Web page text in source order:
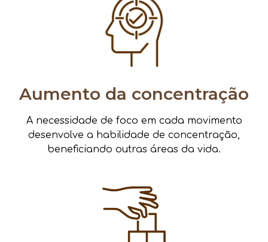
Aumento da concentração
A necessidade de foco em cada movimento
desenvolve a habilidade de concentração,
beneficiando outras áreas da vida.